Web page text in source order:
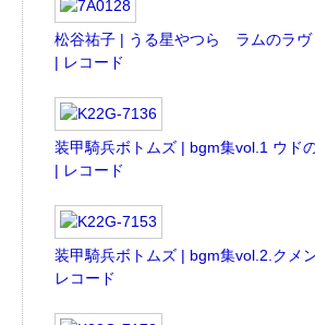
松谷祐子 | うる星やつら ラムのラヴ
| レコード
装甲騎兵ボトムズ | bgm集vol.1 ウド
| レコード
装甲騎兵ボトムズ | bgm集vol.2.クメ
レコード